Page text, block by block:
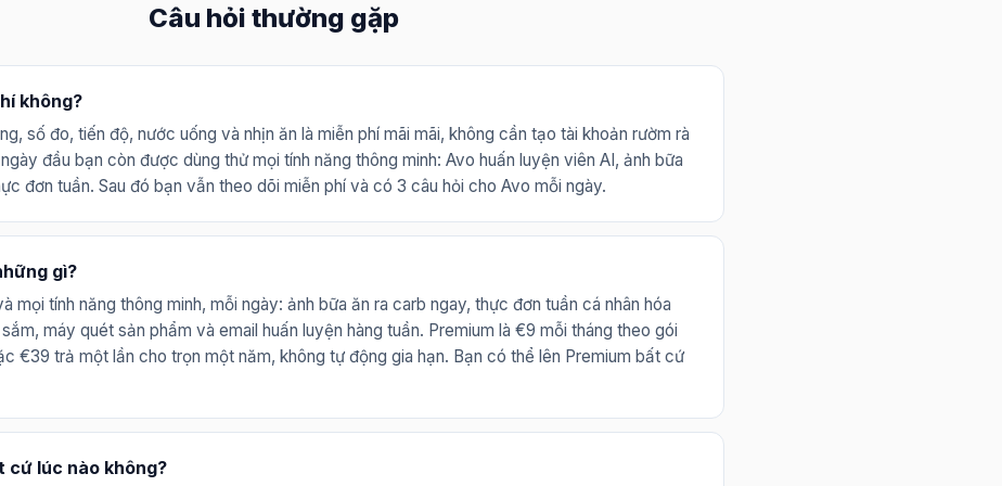
Câu hỏi thường gặp
không?
số đo, tiến độ, nước uống và nhịn ăn là miễn phí mãi mãi, không cần tạo tài khoản rườm rà
đầu bạn còn được dùng thử mọi tính năng thông minh: Avo huấn luyện viên AI, ảnh bữa
đơn tuần. Sau đó bạn vẫn theo dõi miễn phí và có 3 câu hỏi cho Avo mỗi ngày.
gì?
mọi tính năng thông minh, mỗi ngày: ảnh bữa ăn ra carb ngay, thực đơn tuần cá nhân hóa
máy quét sản phẩm và email huấn luyện hàng tuần. Premium là €9 mỗi tháng theo gói
€39 trả một lần cho trọn một năm, không tự động gia hạn. Bạn có thể lên Premium bất cứ
cứ lúc nào không?